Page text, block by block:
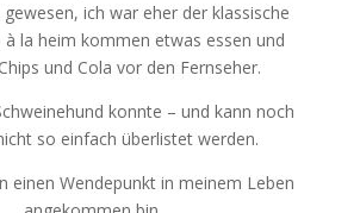
ich war eher der klassische
la heim kommen etwas essen und
und Cola vor den Fernseher.
konnte – und kann noch
so einfach überlistet werden.
einen Wendepunkt in meinem Leben